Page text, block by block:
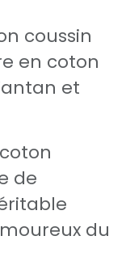
coussin
en coton
et
de
du